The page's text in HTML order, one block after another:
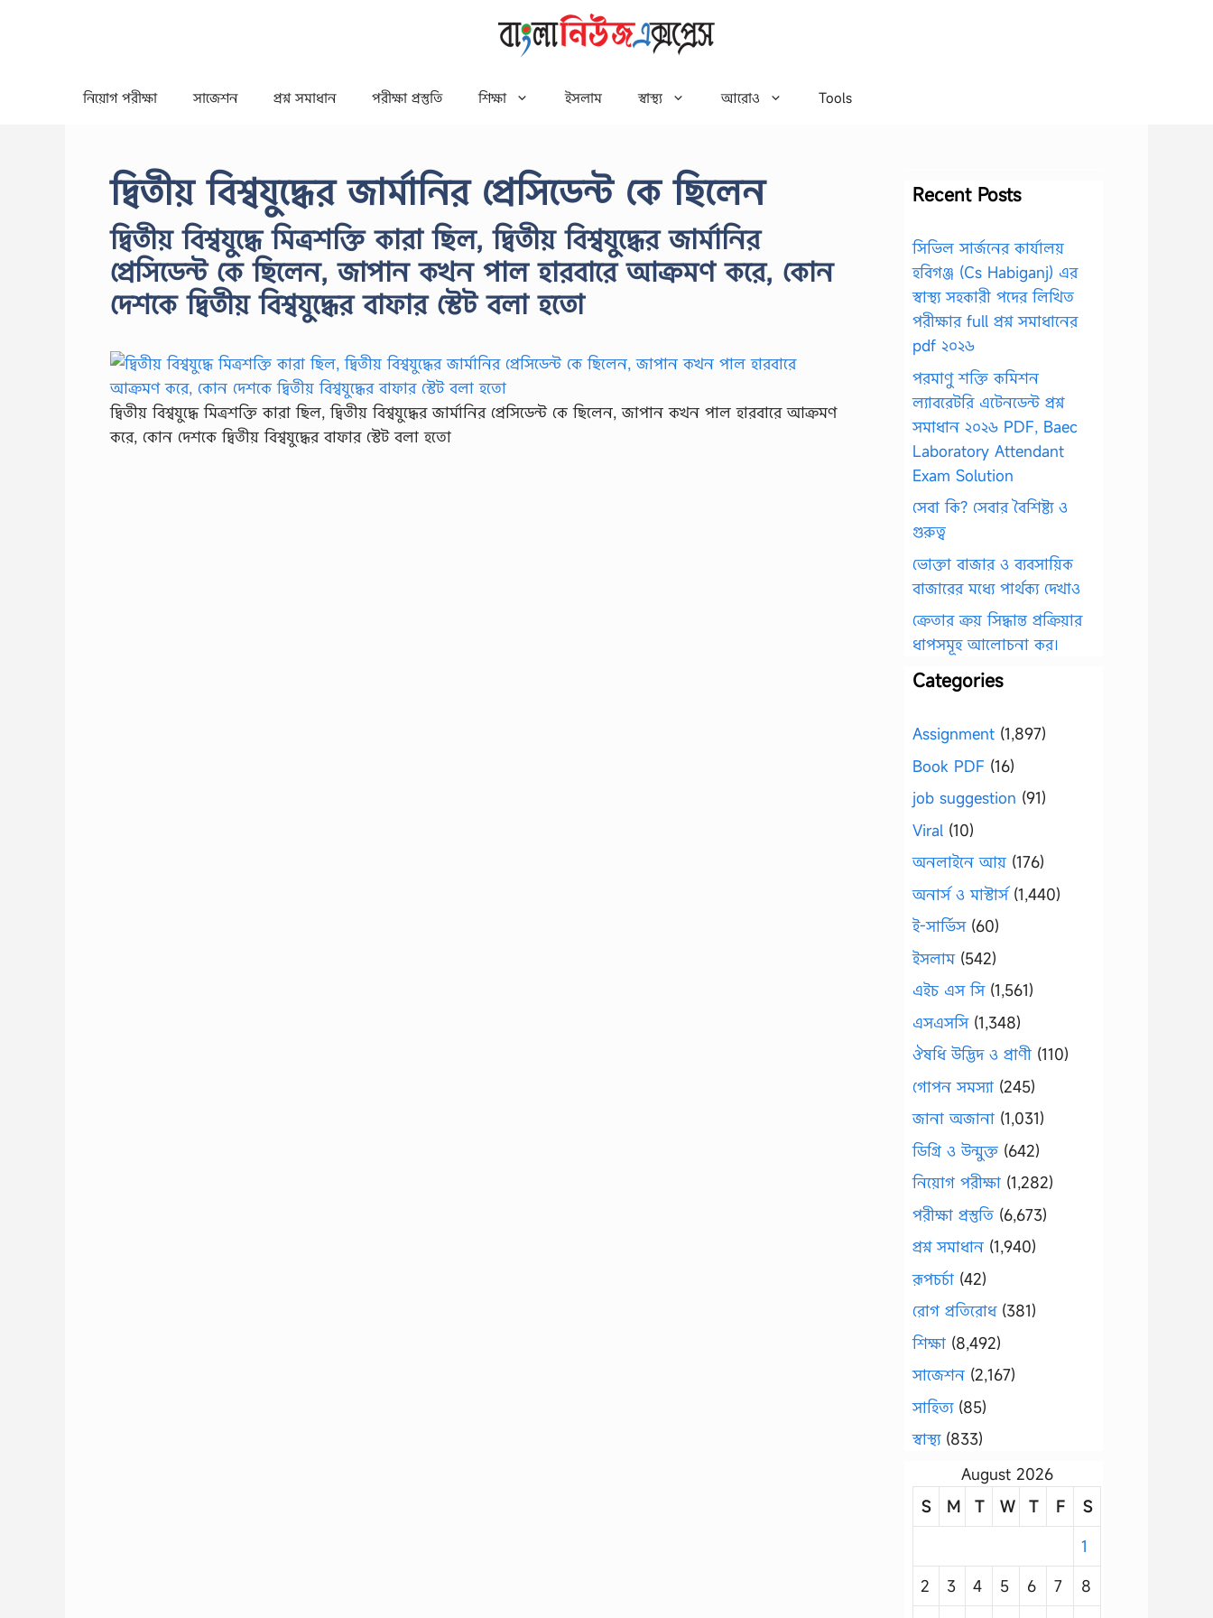
নিয়োগ পরীক্ষা সাজেশন প্রশ্ন সমাধান পরীক্ষা প্রস্তুতি শিক্ষা ইসলাম স্বাস্থ্য আরোও Tools
দ্বিতীয় বিশ্বযুদ্ধের জার্মানির প্রেসিডেন্ট কে ছিলেন
দ্বিতীয় বিশ্বযুদ্ধে মিত্রশক্তি কারা ছিল, দ্বিতীয় বিশ্বযুদ্ধের জার্মানির
প্রেসিডেন্ট কে ছিলেন, জাপান কখন পাল হারবারে আক্রমণ করে, কোন
দেশকে দ্বিতীয় বিশ্বযুদ্ধের বাফার স্টেট বলা হতো
দ্বিতীয় বিশ্বযুদ্ধে মিত্রশক্তি কারা ছিল, দ্বিতীয় বিশ্বযুদ্ধের জার্মানির প্রেসিডেন্ট কে ছিলেন, জাপান কখন পাল হারবারে আক্রমণ
করে, কোন দেশকে দ্বিতীয় বিশ্বযুদ্ধের বাফার স্টেট বলা হতো
Recent Posts
সিভিল সার্জনের কার্যালয়
হবিগঞ্জ (Cs Habiganj) এর
স্বাস্থ্য সহকারী পদের লিখিত
পরীক্ষার full প্রশ্ন সমাধানের
pdf ২০২৬
পরমাণু শক্তি কমিশন
ল্যাবরেটরি এটেনডেন্ট প্রশ্ন
সমাধান ২০২৬ PDF, Baec
Laboratory Attendant
Exam Solution
সেবা কি? সেবার বৈশিষ্ট্য ও
গুরুত্ব
ভোক্তা বাজার ও ব্যবসায়িক
বাজারের মধ্যে পার্থক্য দেখাও
ক্রেতার ক্রয় সিদ্ধান্ত প্রক্রিয়ার
ধাপসমূহ আলোচনা কর।
Categories
Assignment (1,897)
Book PDF (16)
job suggestion (91)
Viral (10)
অনলাইনে আয় (176)
অনার্স ও মাস্টার্স(1,440)
ই-সার্ভিস(60)
ইসলাম(542)
এইচ এস সি(1,561)
এসএসসি(1,348)
ঔষধি উদ্ভিদ ও প্রাণী (110)
গোপন সমস্যা (245)
জানা অজানা (1,031)
ডিগ্রি ও উন্মুক্ত (642)
নিয়োগ পরীক্ষা (1,282)
পরীক্ষা প্রস্তুতি (6,673)
প্রশ্ন সমাধান (1,940)
রূপচর্চা (42)
রোগ প্রতিরোধ(381)
শিক্ষা (8,492)
সাজেশন (2,167)
সাহিত্য(85)
স্বাস্থ্য(833)
August 2026
S
M T W T F
S
1
2
3 4 5 6 7
8